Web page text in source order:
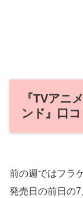
『TVアニ
ンド』口コ
前の週ではフラ
発売日の前日の